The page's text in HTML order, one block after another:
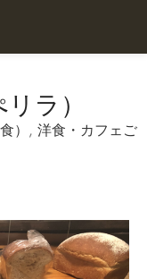
ラ）
） , 洋食・カフェご